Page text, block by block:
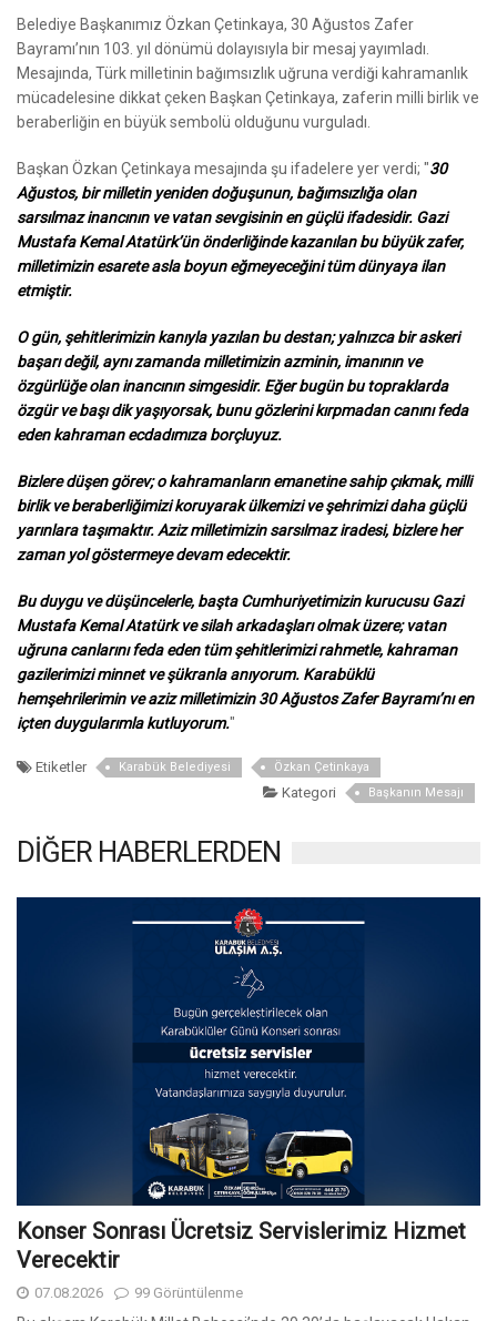
Belediye Başkanımız Özkan Çetinkaya, 30 Ağustos Zafer
Bayramı’nın 103. yıl dönümü dolayısıyla bir mesaj yayımladı.
Mesajında, Türk milletinin bağımsızlık uğruna verdiği kahramanlık
mücadelesine dikkat çeken Başkan Çetinkaya, zaferin milli birlik ve
beraberliğin en büyük sembolü olduğunu vurguladı.
Başkan Özkan Çetinkaya mesajında şu ifadelere yer verdi; "30
Ağustos, bir milletin yeniden doğuşunun, bağımsızlığa olan
sarsılmaz inancının ve vatan sevgisinin en güçlü ifadesidir. Gazi
Mustafa Kemal Atatürk’ün önderliğinde kazanılan bu büyük zafer,
milletimizin esarete asla boyun eğmeyeceğini tüm dünyaya ilan
etmiştir.
O gün, şehitlerimizin kanıyla yazılan bu destan; yalnızca bir askeri
başarı değil, aynı zamanda milletimizin azminin, imanının ve
özgürlüğe olan inancının simgesidir. Eğer bugün bu topraklarda
özgür ve başı dik yaşıyorsak, bunu gözlerini kırpmadan canını feda
eden kahraman ecdadımıza borçluyuz.
Bizlere düşen görev; o kahramanların emanetine sahip çıkmak, milli
birlik ve beraberliğimizi koruyarak ülkemizi ve şehrimizi daha güçlü
yarınlara taşımaktır. Aziz milletimizin sarsılmaz iradesi, bizlere her
zaman yol göstermeye devam edecektir.
Bu duygu ve düşüncelerle, başta Cumhuriyetimizin kurucusu Gazi
Mustafa Kemal Atatürk ve silah arkadaşları olmak üzere; vatan
uğruna canlarını feda eden tüm şehitlerimizi rahmetle, kahraman
gazilerimizi minnet ve şükranla anıyorum. Karabüklü
hemşehrilerimin ve aziz milletimizin 30 Ağustos Zafer Bayramı’nı en
içten duygularımla kutluyorum."
Etiketler Karabük Belediyesi Özkan Çetinkaya
Kategori Başkanın Mesajı
DİĞER HABERLERDEN
Konser Sonrası Ücretsiz Servislerimiz Hizmet
Verecektir
07.08.2026 99 Görüntülenme